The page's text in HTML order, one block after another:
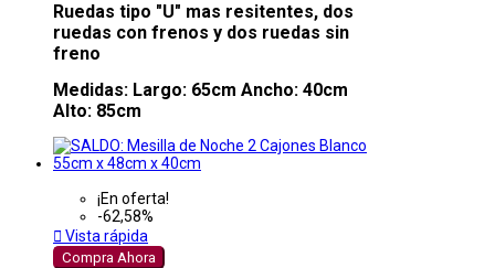
Ruedas tipo "U" mas resitentes, dos
ruedas con frenos y dos ruedas sin
freno
Medidas: Largo: 65cm Ancho: 40cm
Alto: 85cm
¡En oferta!
-62,58%
 Vista rápida
Compra Ahora